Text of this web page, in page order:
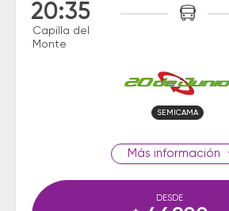
20:35
Capilla del
Monte
SEMICAMA
información
DESDE